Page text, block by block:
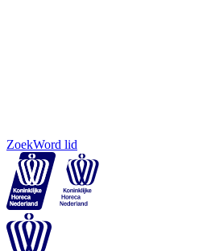
ZoekWord lid